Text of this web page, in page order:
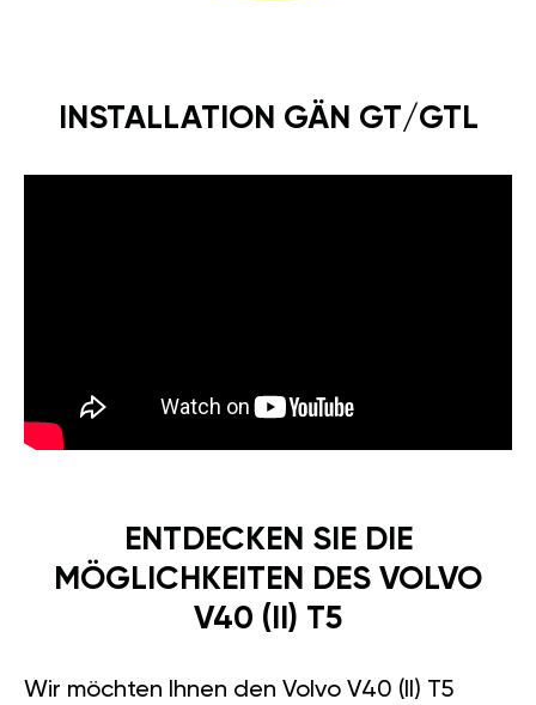
INSTALLATION GÄN GT/GTL
ENTDECKEN SIE DIE
MÖGLICHKEITEN DES VOLVO
V40 (II) T5
Wir möchten Ihnen den Volvo V40 (II) T5